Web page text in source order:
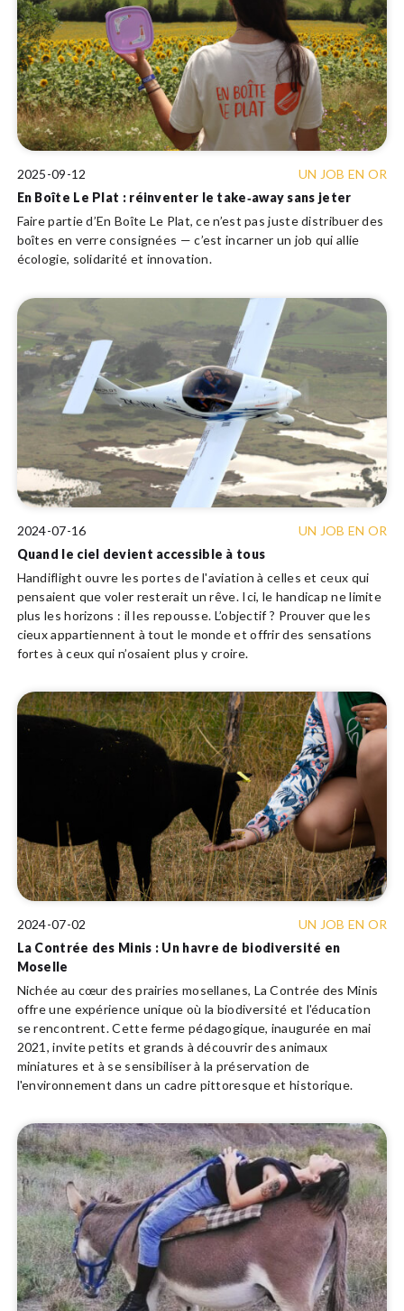
2025-09-12
UN JOB EN OR
En Boîte Le Plat : réinventer le take‑away sans jeter
Faire partie d’En Boîte Le Plat, ce n’est pas juste distribuer des
boîtes en verre consignées — c’est incarner un job qui allie
écologie, solidarité et innovation.
2024-07-16
UN JOB EN OR
Quand le ciel devient accessible à tous
Handiflight ouvre les portes de l'aviation à celles et ceux qui
pensaient que voler resterait un rêve. Ici, le handicap ne limite
plus les horizons : il les repousse. L’objectif ? Prouver que les
cieux appartiennent à tout le monde et offrir des sensations
fortes à ceux qui n’osaient plus y croire.
2024-07-02
UN JOB EN OR
La Contrée des Minis : Un havre de biodiversité en
Moselle
Nichée au cœur des prairies mosellanes, La Contrée des Minis
offre une expérience unique où la biodiversité et l'éducation
se rencontrent. Cette ferme pédagogique, inaugurée en mai
2021, invite petits et grands à découvrir des animaux
miniatures et à se sensibiliser à la préservation de
l'environnement dans un cadre pittoresque et historique.